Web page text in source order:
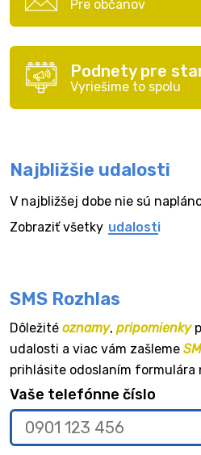
Pre občanov
Podnety pre
Vyriešime to spolu
Najbližšie udalosti
V najbližšej dobe nie sú
Zobraziť všetky udalosti
SMS Rozhlas
Dôležité oznamy, pripomienky
udalosti a viac vám zašleme
prihlásite odoslaním formulára
Vaše telefónne číslo